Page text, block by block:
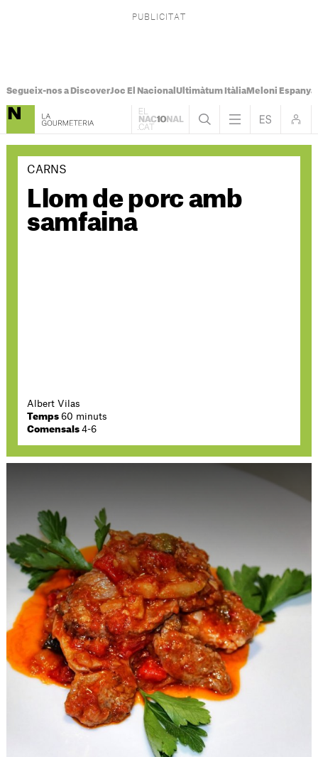
Segueix-nos a DiscoverJoc El Nacional Ultimàtum ItàliaMeloni Espanya
CARNS
Llom de porc amb
samfaina
Albert Vilas
Temps60 minuts
Comensals4-6